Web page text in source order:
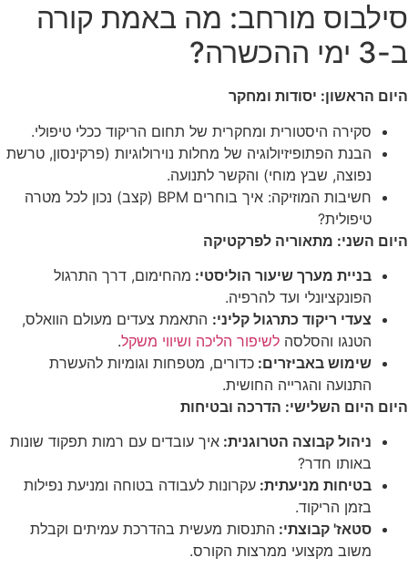
סילבוס מורחב: מה באמת קורה
ב-3 ימי ההכשרה?
היום הראשון: יסודות ומחקר
סקירה היסטורית ומחקרית של תחום הריקוד ככלי טיפולי.
הבנת הפתופיזיולוגיה של מחלות נוירולוגיות (פרקינסון, טרשת
נפוצה, שבץ מוחי) והקשר לתנועה.
חשיבות המוזיקה: איך בוחרים BPM (קצב) נכון לכל מטרה
טיפולית?
היום השני: מתאוריה לפרקטיקה
בניית מערך שיעור הוליסטי: מהחימום, דרך התרגול
הפונקציונלי ועד להרפיה.
צעדי ריקוד כתרגול קליני: התאמת צעדים מעולם הוואלס,
הטנגו והסלסה לשיפור הליכה ושיווי משקל.
שימוש באביזרים: כדורים, מטפחות וגומיות להעשרת
התנועה והגרייה החושית.
היום היום השלישי: הדרכה ובטיחות
ניהול קבוצה הטרוגנית: איך עובדים עם רמות תפקוד שונות
באותו חדר?
בטיחות מניעתית: עקרונות לעבודה בטוחה ומניעת נפילות
בזמן הריקוד.
סטאז' קבוצתי: התנסות מעשית בהדרכת עמיתים וקבלת
משוב מקצועי ממרצות הקורס.